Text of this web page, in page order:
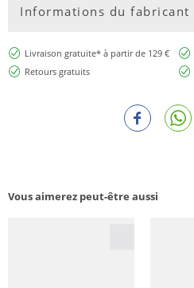
Informations du fabricant
Livraison gratuite* à partir de 129 €
Retours gratuits
Vous aimerez peut-être aussi